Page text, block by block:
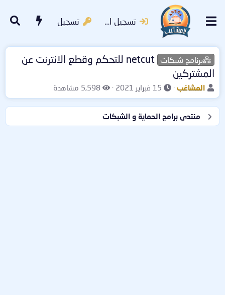
تسجيل الدخول تسجيل
برنامج شبكات
netcut للتحكم وقطع الانترنت عن
المشتركين
ب
ا
د
ئ
المشاغب
ت
ا
ر
15 فبراير 2021
ا
ل
م
5,598 مشاهدة
منتدى برامج الحماية و الشبكات